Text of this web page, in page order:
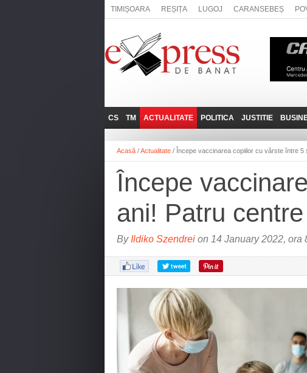
TIMIȘOARA REȘIȚA LUGOJ CARANSEBEȘ
CS
REȘIȚA
CARANSEBEȘ
ANINA
BOCŞA
ORAVIȚA
OȚELU ROŞU
TM
LUGOJ
TIMIȘOARA
ACTUALITATE
ADMINISTRATIE
NAȚIONAL
SOCIAL
POLITICA
EXPRESSLIVE
INTERVIURILE
JUSTITIE
JOB-
Acasă /Actualitate / Începe vaccinarea copiilor cu vârste între
Începe
ani! Patru
By Ildiko Szendrei on 14 January 2022, ora